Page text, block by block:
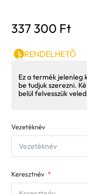
337 300 Ft
RENDELHETŐ
Ez a termék jelenleg
be tudjuk szerezni.
belül felvesszük
Vezetéknév
Keresztnév